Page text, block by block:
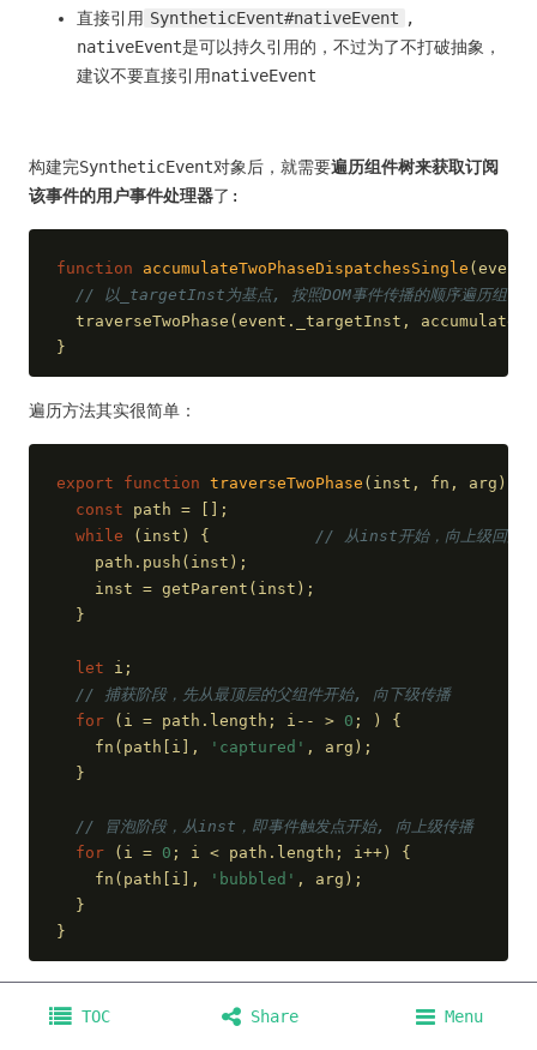
直接引用 SyntheticEvent#nativeEvent ,
nativeEvent是可以持久引用的，不过为了不打破抽象，
建议不要直接引用nativeEvent
构建完SyntheticEvent对象后，就需要遍历组件树来获取订阅
该事件的用户事件处理器了:
function accumulateTwoPhaseDispatchesSingle ( event
// 以_targetInst为基点, 按照DOM事件传播的顺序遍历组件树
traverseTwoPhase(event._targetInst,
}
遍历方法其实很简单：
export function traverseTwoPhase ( inst, fn, arg )
const path = [];
while (inst) {
// 从inst开始，向上级回溯
    path.push(inst);
    inst = getParent(inst);
  }
let i;
// 捕获阶段，先从最顶层的父组件开始, 向下级传播
for (i = path.length; i-- > 0 ; ) {
    fn(path[i],
'captured' , arg);
  }
// 冒泡阶段，从inst，即事件触发点开始, 向上级传播
for (i = 0 ; i < path.length; i++) {
    fn(path[i],
'bubbled' , arg);
  }
}
节点是否有对应的事件处理器:
TOC Share Menu